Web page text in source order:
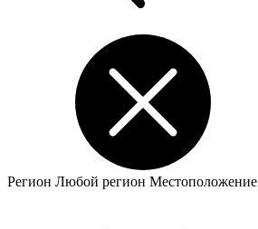
Регион Любой регион Местоположение